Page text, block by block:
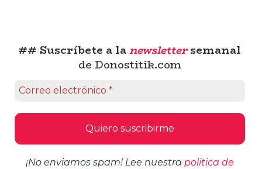
## Suscríbete a lanewslettersemanal
de Donostitik.com
¡No enviamos spam! Lee nuestra política de